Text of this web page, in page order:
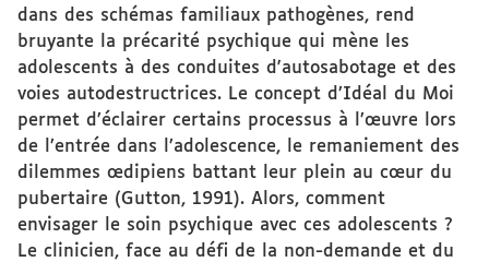
dans des schémas familiaux pathogènes, rend
bruyante la précarité psychique qui mène les
adolescents à des conduites d'autosabotage et des
voies autodestructrices. Le concept d’Idéal du Moi
permet d’éclairer certains processus à l’œuvre lors
de l’entrée dans l’adolescence, le remaniement des
dilemmes œdipiens battant leur plein au cœur du
pubertaire (Gutton, 1991). Alors, comment
envisager le soin psychique avec ces adolescents ?
Le clinicien, face au défi de la non-demande et du